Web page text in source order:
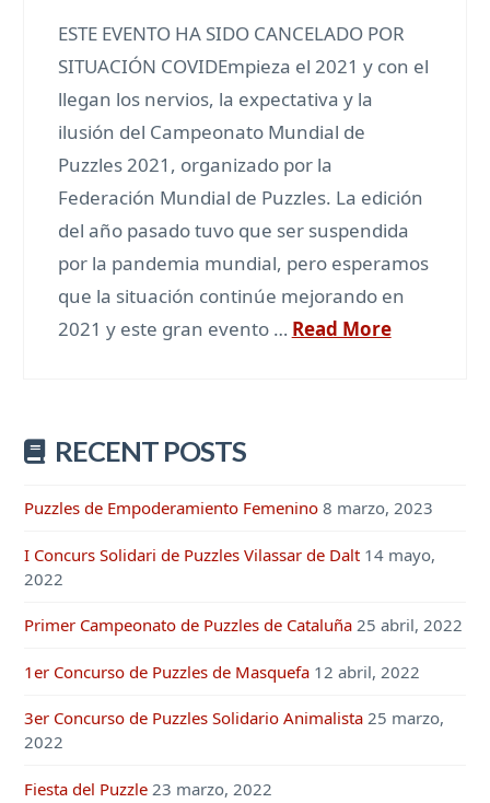
ESTE EVENTO HA SIDO CANCELADO POR
SITUACIÓN COVIDEmpieza el 2021 y con el
llegan los nervios, la expectativa y la
ilusión del Campeonato Mundial de
Puzzles 2021, organizado por la
Federación Mundial de Puzzles. La edición
del año pasado tuvo que ser suspendida
por la pandemia mundial, pero esperamos
que la situación continúe mejorando en
2021 y este gran evento … Read More
RECENT POSTS
Puzzles de Empoderamiento Femenino 8 marzo, 2023
I Concurs Solidari de Puzzles Vilassar de Dalt 14 mayo,
2022
Primer Campeonato de Puzzles de Cataluña 25 abril, 2022
1er Concurso de Puzzles de Masquefa 12 abril, 2022
3er Concurso de Puzzles Solidario Animalista 25 marzo,
2022
Fiesta del Puzzle 23 marzo, 2022